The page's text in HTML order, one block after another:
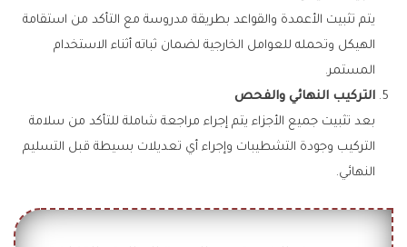
يتم تثبيت الأعمدة والقواعد بطريقة مدروسة مع التأكد من استقامة
الهيكل وتحمله للعوامل الخارجية لضمان ثباته أثناء الاستخدام
المستمر.
التركيب النهائي والفحص
بعد تثبيت جميع الأجزاء يتم إجراء مراجعة شاملة للتأكد من سلامة
التركيب وجودة التشطيبات وإجراء أي تعديلات بسيطة قبل التسليم
النهائي.